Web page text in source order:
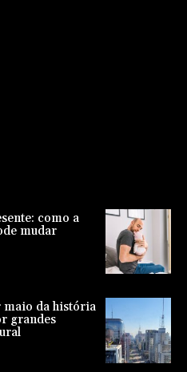
como a
mudar
maio da história
grandes